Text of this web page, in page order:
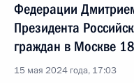
Федерации
Президента
граждан в Москве
15 мая 2024 года, 17:03